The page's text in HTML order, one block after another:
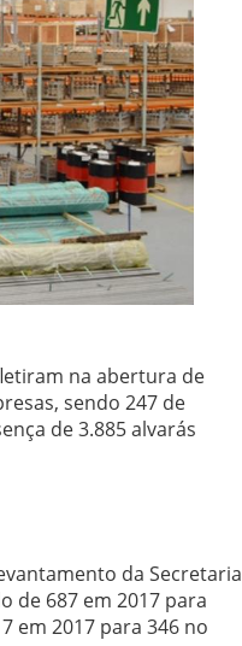
na abertura de
sendo 247 de
de 3.885 alvarás
da Secretaria
de 687 em 2017 para
em 2017 para 346 no